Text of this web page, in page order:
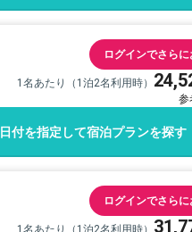
ログインでさらに
1名あたり（1泊2名利用時）
日付を指定して宿泊プランを探す
ログインでさらに
1名あたり（1泊2名利用時）